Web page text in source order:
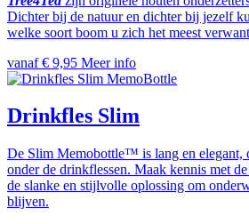
Dichter bij de natuur en dichter bij jezelf
welke soort boom u zich het meest
vanaf € 9,95 Meer info
MemoBottle
Drinkfles Slim
De Slim Memobottle™ is lang en elegant,
onder de drinkflessen. Maak kennis met
de slanke en stijlvolle oplossing om
blijven.